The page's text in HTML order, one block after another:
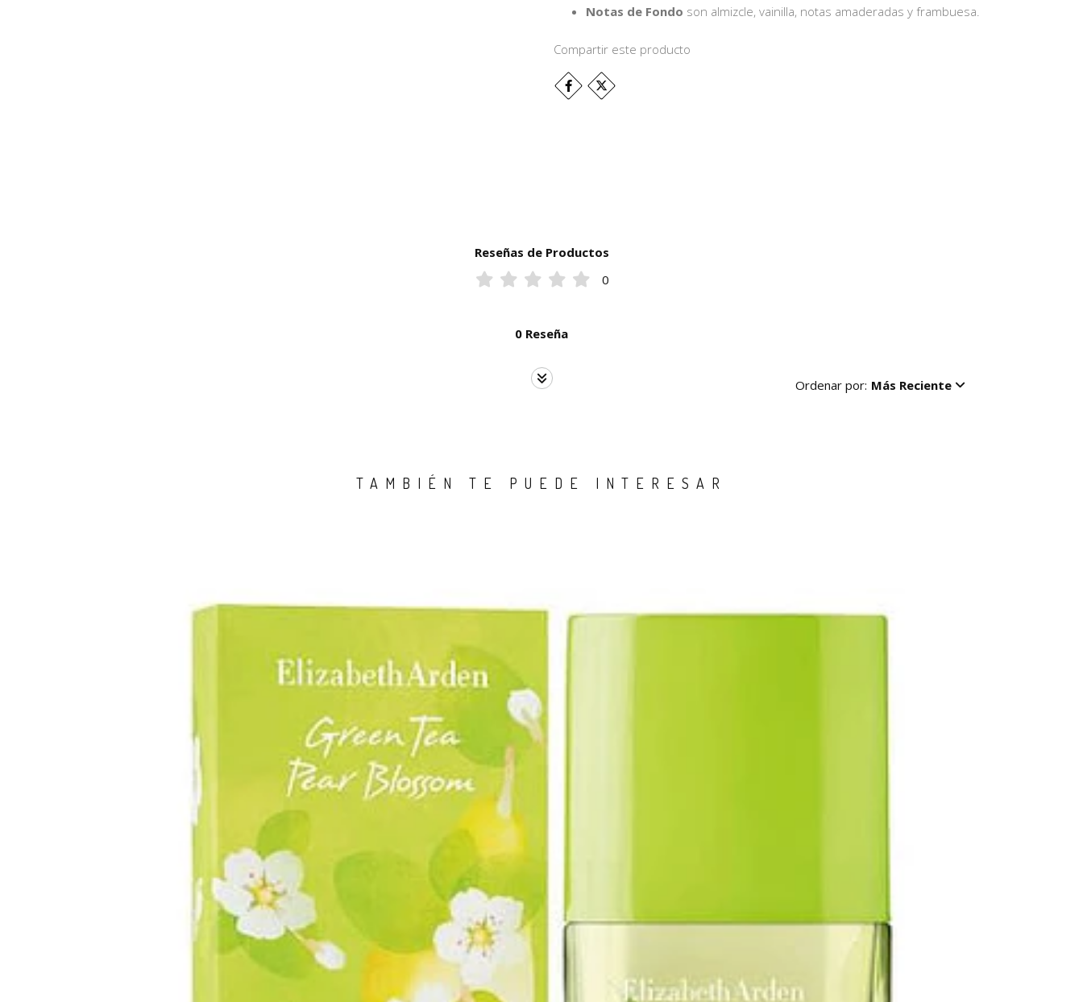
Notas de Fondo son almizcle, vainilla, notas amaderadas y frambuesa.
Compartir este producto
Reseñas de Productos
0
0 Reseña
Ordenar por: Más Reciente
TAMBIÉN TE PUEDE INTERESAR